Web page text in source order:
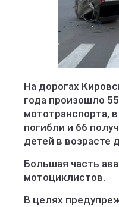
На дорогах
года произошло
мототранспорта,
погибли и 66
детей в возрасте
Большая часть
мотоциклистов.
В целях